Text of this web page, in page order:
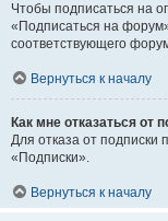
Чтобы подписаться на
«Подписаться на
соответствующего
Вернуться к началу
Как мне отказаться от
Для отказа от подписки
«Подписки».
Вернуться к началу